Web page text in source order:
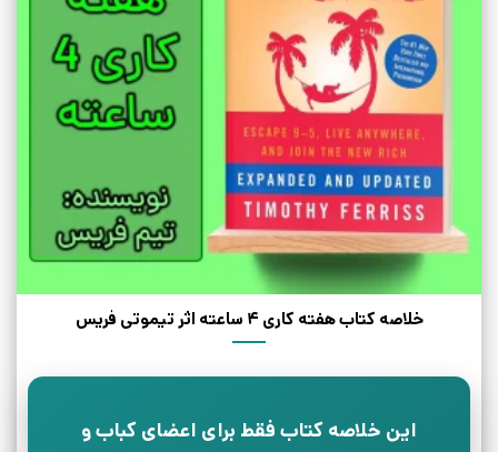
خلاصه کتاب هفته کاری 4 ساعته اثر تیموتی فریس
این خلاصه کتاب فقط برای اعضای کباب و